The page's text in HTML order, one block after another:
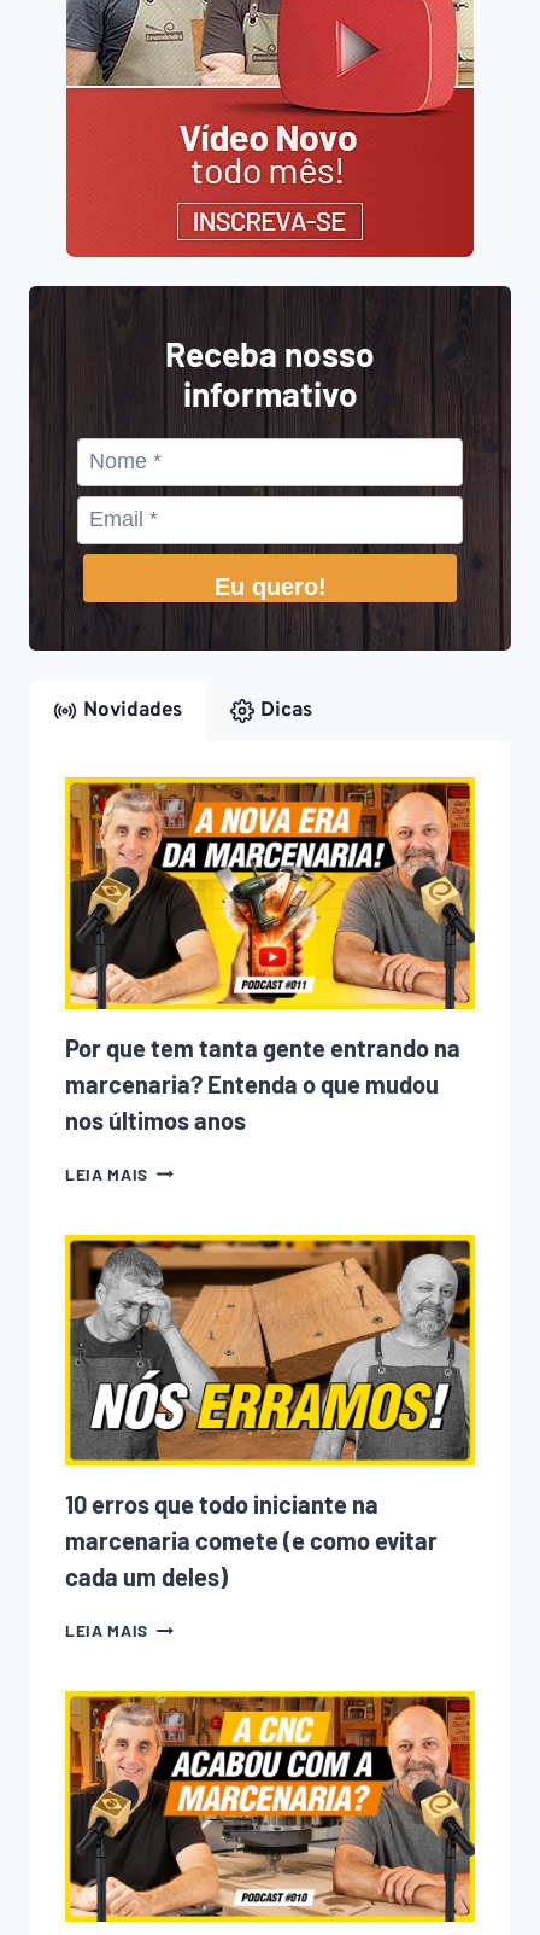
Receba nosso
informativo
Eu quero!
Novidades Dicas
Por que tem tanta gente entrando na
marcenaria? Entenda o que mudou
nos últimos anos
LEIA MAIS POR
TANTA
GENTE
ENTRANDO
NA
MARCENARIA?
ENTENDA
O
QUE
MUDOU
NOS
ÚLTIMOS
10 erros que todo iniciante na
marcenaria comete (e como evitar
cada um deles)
LEIA MAIS 10
TODO
INICIANTE
NA
MARCENARIA
COMETE
(E
COMO
EVITAR
CADA
UM
DELES)